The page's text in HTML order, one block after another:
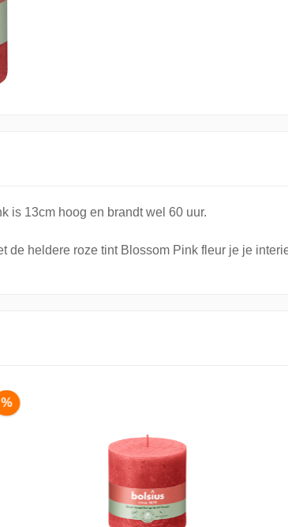
is 13cm hoog en brandt wel 60 uur.
heldere roze tint Blossom Pink fleur je je
%